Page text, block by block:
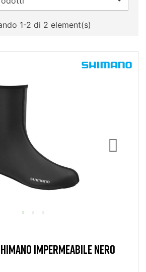
1-2 di 2 element(s)
IMPERMEABILE NERO